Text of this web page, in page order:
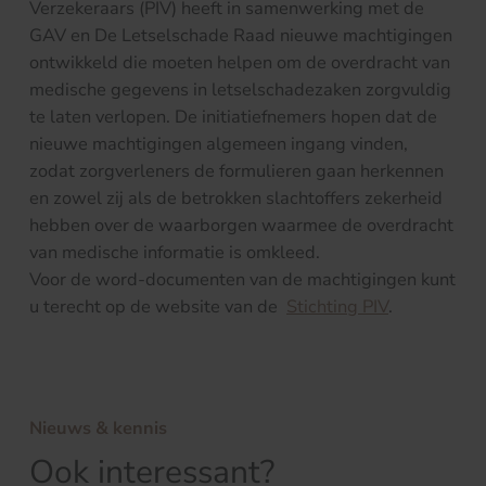
Verzekeraars (PIV) heeft in samenwerking met de
GAV en De Letselschade Raad nieuwe machtigingen
ontwikkeld die moeten helpen om de overdracht van
medische gegevens in letselschadezaken zorgvuldig
te laten verlopen. De initiatiefnemers hopen dat de
nieuwe machtigingen algemeen ingang vinden,
zodat zorgverleners de formulieren gaan herkennen
en zowel zij als de betrokken slachtoffers zekerheid
hebben over de waarborgen waarmee de overdracht
van medische informatie is omkleed.
Voor de word-documenten van de machtigingen kunt
u terecht op de website van de Stichting PIV.
Nieuws & kennis
Ook interessant?